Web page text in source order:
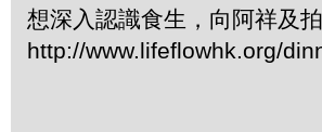
想深入認識食生，向阿祥及拍
http://www.lifeflowhk.org/